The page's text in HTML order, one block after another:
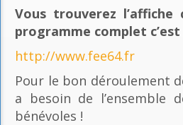
Vous trouverez l’affiche
programme complet
http://www.fee64.fr
Pour le bon déroulement
a besoin de l’ensemble
bénévoles !